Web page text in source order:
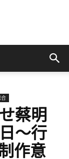
合
蔡明
～行
作意